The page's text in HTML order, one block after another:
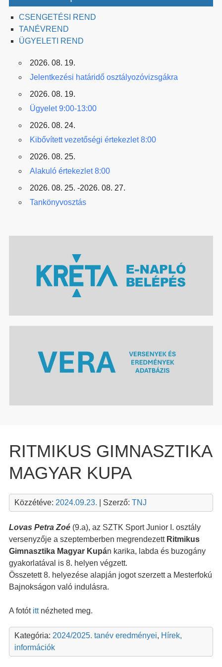
CSENGETÉSI REND
TANÉVREND
ÜGYELETI REND
2026. 08. 19.
Jelentkezési határidő osztályozóvizsgákra
2026. 08. 19.
Ügyelet 9:00-13:00
2026. 08. 24.
Kibővített vezetőségi értekezlet 8:00
2026. 08. 25.
Alakuló értekezlet 8:00
2026. 08. 25. -2026. 08. 27.
Tankönyvosztás
RITMIKUS GIMNASZTIKA
MAGYAR KUPA
Közzétéve: 2024.09.23. | Szerző: TNJ
Lovas Petra Zoé(9.a), az SZTK Sport Junior I. osztály
versenyzője a szeptemberben megrendezett Ritmikus
Gimnasztika Magyar Kupán karika, labda és buzogány
gyakorlatával is 8. helyen végzett.
Összetett 8. helyezése alapján jogot szerzett a Mesterfokú
Bajnokságon való indulásra.
A fotót ittnézheted meg.
Kategória: 2024/2025. tanév eredményei, Hírek,
információk